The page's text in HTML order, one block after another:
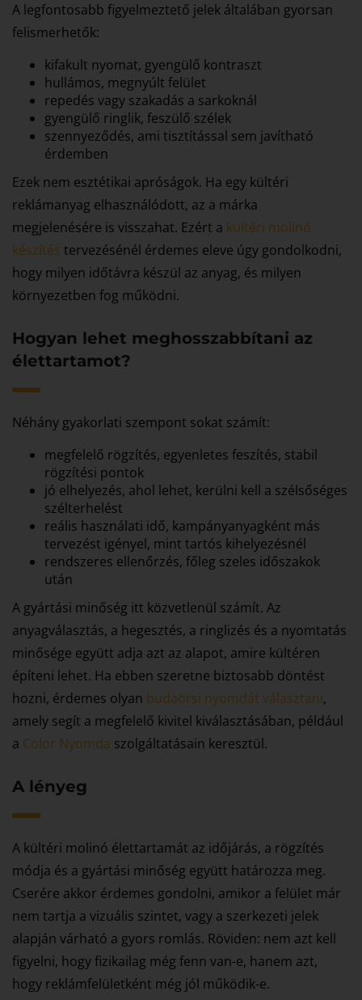
A legfontosabb figyelmeztető jelek általában gyorsan
felismerhetők:
kifakult nyomat, gyengülő kontraszt
hullámos, megnyúlt felület
repedés vagy szakadás a sarkoknál
gyengülő ringlik, feszülő szélek
szennyeződés, ami tisztítással sem javítható
érdemben
Ezek nem esztétikai apróságok. Ha egy kültéri
reklámanyag elhasználódott, az a márka
megjelenésére is visszahat. Ezért a kültéri molinó
készítés tervezésénél érdemes eleve úgy gondolkodni,
hogy milyen időtávra készül az anyag, és milyen
környezetben fog működni.
Hogyan lehet meghosszabbítani az
élettartamot?
Néhány gyakorlati szempont sokat számít:
megfelelő rögzítés, egyenletes feszítés, stabil
rögzítési pontok
jó elhelyezés, ahol lehet, kerülni kell a szélsőséges
szélterhelést
reális használati idő, kampányanyagként más
tervezést igényel, mint tartós kihelyezésnél
rendszeres ellenőrzés, főleg szeles időszakok
után
A gyártási minőség itt közvetlenül számít. Az
anyagválasztás, a hegesztés, a ringlizés és a nyomtatás
minősége együtt adja azt az alapot, amire kültéren
építeni lehet. Ha ebben szeretne biztosabb döntést
hozni, érdemes olyan budaörsi nyomdát választani,
amely segít a megfelelő kivitel kiválasztásában, például
a Color Nyomda szolgáltatásain keresztül.
A lényeg
A kültéri molinó élettartamát az időjárás, a rögzítés
módja és a gyártási minőség együtt határozza meg.
Cserére akkor érdemes gondolni, amikor a felület már
nem tartja a vizuális szintet, vagy a szerkezeti jelek
alapján várható a gyors romlás. Röviden: nem azt kell
figyelni, hogy fizikailag még fenn van-e, hanem azt,
hogy reklámfelületként még jól működik-e.